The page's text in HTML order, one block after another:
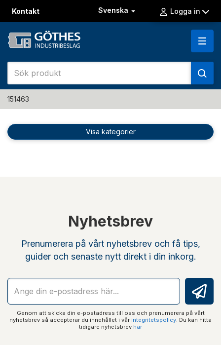
Kontakt Svenska Logga in
151463
Visa kategorier
Nyhetsbrev
Prenumerera på vårt nyhetsbrev och få tips,
guider och senaste nytt direkt i din inkorg.
Genom att skicka din e-postadress till oss och prenumerera på vårt
nyhetsbrev så accepterar du innehållet i vår integritetspolicy. Du kan hitta
tidigare nyhetsbrev här